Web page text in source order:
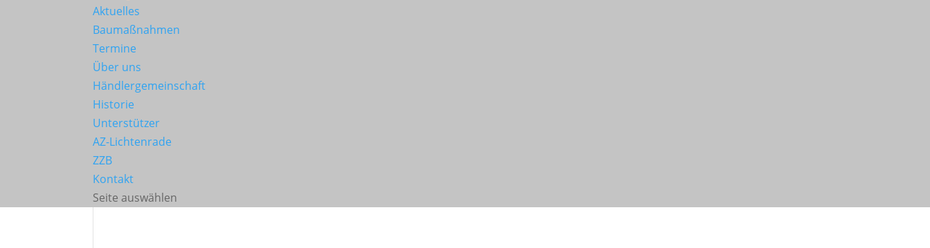
Aktuelles
Baumaßnahmen
Termine
Über uns
Händlergemeinschaft
Historie
Unterstützer
AZ-Lichtenrade
ZZB
Kontakt
Seite auswählen